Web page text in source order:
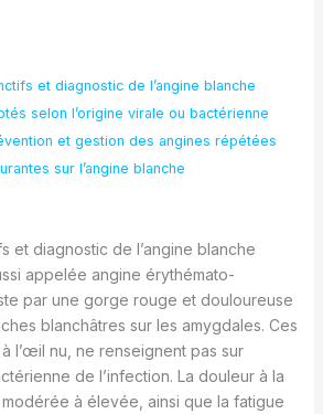
et diagnostic de l’angine blanche
selon l’origine virale ou bactérienne
et gestion des angines répétées
sur l’angine blanche
et diagnostic de l’angine blanche
appelée angine érythémato-
par une gorge rouge et douloureuse
blanchâtres sur les amygdales. Ces
l’œil nu, ne renseignent pas sur
de l’infection. La douleur à la
à élevée, ainsi que la fatigue